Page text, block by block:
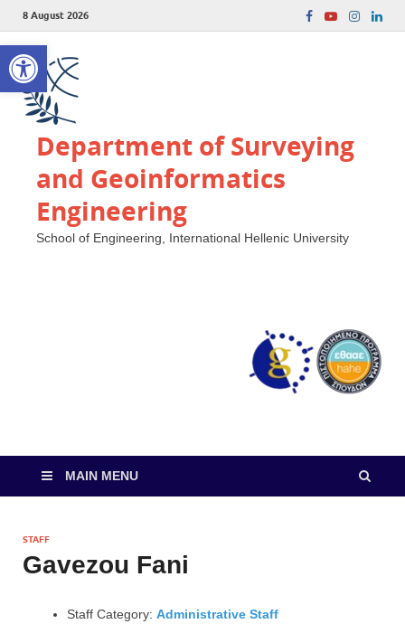
Open toolbar
8 August 2026
Department of Surveying
and Geoinformatics
Engineering
School of Engineering, International Hellenic University
MAIN MENU
STAFF
Gavezou Fani
Staff Category: Administrative Staff